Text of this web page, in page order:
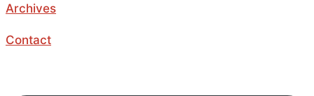
Archives
Contact